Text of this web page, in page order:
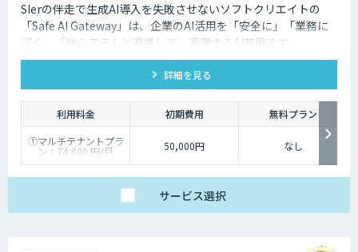
SIerの伴走で生成AI導入を失敗させないソフトクリエイトの
「Safe AI Gateway」は、企業のAI活用を「安全に」「業務に
深く」「他システムと連携して」実現するAI基盤です。
kintone・Salesforce連携にも対応します。
詳細を見る
利用料金 初期費用
無料プラン
①マルチテナントプラ
ン：74,800 円/月
②スタータープラン：
149,800円/月
50,000円 なし
サービス選択